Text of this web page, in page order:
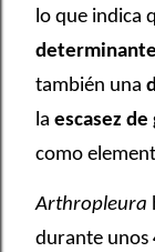
lo que indica
determinante
también una
la escasez
como
Arthropleura
durante unos